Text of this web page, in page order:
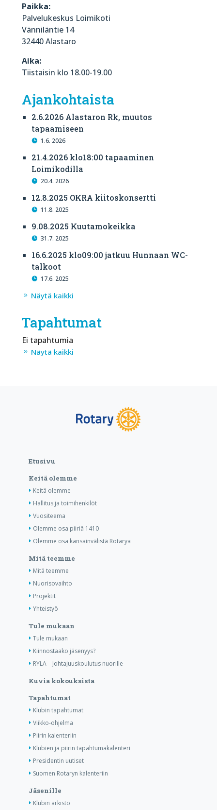
Paikka:
Palvelukeskus Loimikoti
Vänniläntie 14
32440 Alastaro
Aika:
Tiistaisin klo 18.00-19.00
Ajankohtaista
2.6.2026 Alastaron Rk, muutos
tapaamiseen
1.6. 2026
21.4.2026 klo18:00 tapaaminen
Loimikodilla
20.4. 2026
12.8.2025 OKRA kiitoskonsertti
11.8. 2025
9.08.2025 Kuutamokeikka
31.7. 2025
16.6.2025 klo09:00 jatkuu Hunnaan WC-
talkoot
17.6. 2025
Näytä kaikki
Tapahtumat
Ei tapahtumia
Näytä kaikki
Etusivu
Keitä olemme
Keitä olemme
Hallitus ja toimihenkilöt
Vuositeema
Olemme osa piiriä 1410
Olemme osa kansainvälistä Rotarya
Mitä teemme
Mitä teemme
Nuorisovaihto
Projektit
Yhteistyö
Tule mukaan
Tule mukaan
Kiinnostaako jäsenyys?
RYLA – Johtajuuskoulutus nuorille
Kuvia kokouksista
Tapahtumat
Klubin tapahtumat
Viikko-ohjelma
Piirin kalenteriin
Klubien ja piirin tapahtumakalenteri
Presidentin uutiset
Suomen Rotaryn kalenteriin
Jäsenille
Klubin arkisto